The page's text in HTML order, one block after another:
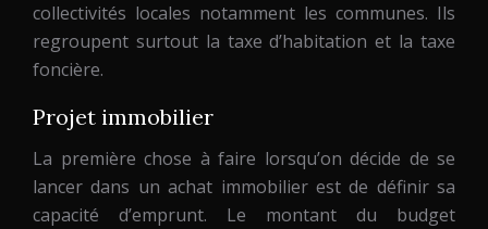
collectivités locales notamment les communes. Ils
regroupent surtout la taxe d’habitation et la taxe
foncière.
Projet immobilier
La première chose à faire lorsqu’on décide de se
lancer dans un achat immobilier est de définir sa
capacité d’emprunt. Le montant du budget